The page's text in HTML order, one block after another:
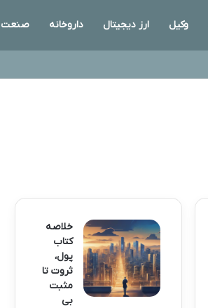
وکیل ارز دیجیتال داروخانه صنعت
خلاصه
کتاب
پول،
ثروت تا
مثبت
بی